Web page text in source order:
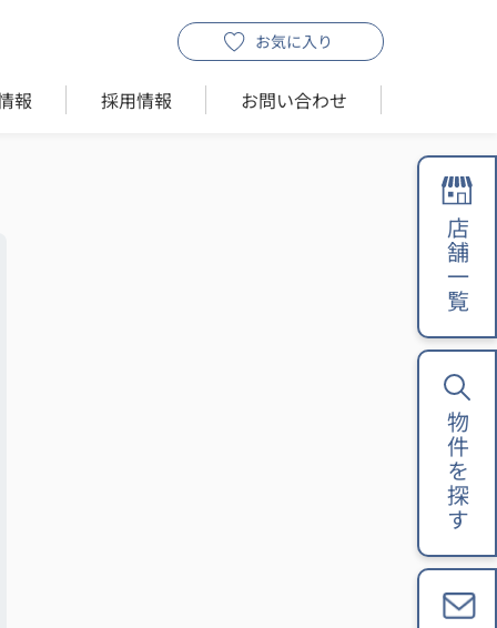
お気に入り
報 採用情報 お問い合わせ
店舗一覧
物件を探す